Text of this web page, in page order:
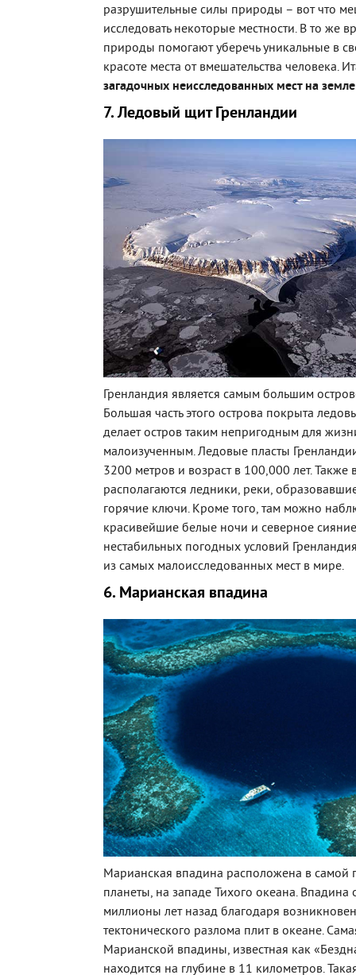
разрушительные силы природы – вот что
исследовать некоторые местности. В то же
природы помогают уберечь уникальные в
красоте места от вмешательства человека.
загадочных неисследованных мест на земле
7. Ледовый щит Гренландии
Гренландия является самым большим
Большая часть этого острова покрыта
делает остров таким непригодным для
малоизученным. Ледовые пласты
3200 метров и возраст в 100,000 лет. Также
располагаются ледники, реки,
горячие ключи. Кроме того, там можно
красивейшие белые ночи и северное
нестабильных погодных условий
из самых малоисследованных мест в мире.
6. Марианская впадина
Марианская впадина расположена в самой
планеты, на западе Тихого океана. Впадина
миллионы лет назад благодаря
тектонического разлома плит в океане.
Марианской впадины, известная как
находится на глубине в 11 километров.